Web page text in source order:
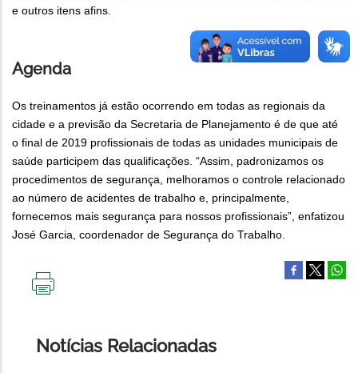
e outros itens afins.
Agenda
Os treinamentos já estão ocorrendo em todas as regionais da
cidade e a previsão da Secretaria de Planejamento é de que até
o final de 2019 profissionais de todas as unidades municipais de
saúde participem das qualificações. “Assim, padronizamos os
procedimentos de segurança, melhoramos o controle relacionado
ao número de acidentes de trabalho e, principalmente,
fornecemos mais segurança para nossos profissionais”, enfatizou
José Garcia, coordenador de Segurança do Trabalho.
Notícias Relacionadas